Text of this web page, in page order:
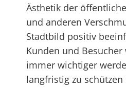
Ästhetik der
und anderen
Stadtbild positiv
Kunden und
immer wichtiger
langfristig zu